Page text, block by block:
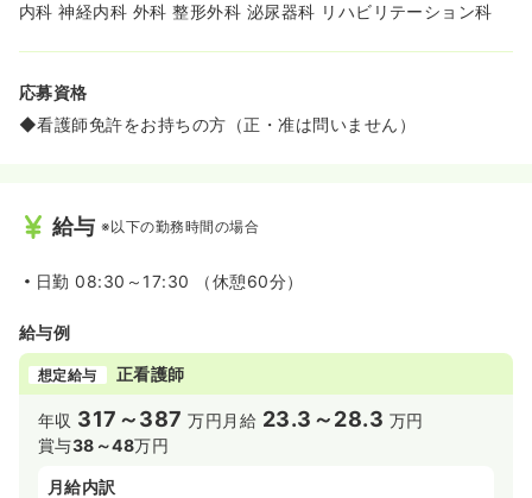
内科 神経内科 外科 整形外科 泌尿器科 リハビリテーション科
応募資格
◆看護師免許をお持ちの方（正・准は問いません）
給与 ※以下の勤務時間の場合
日勤 08:30～17:30 （休憩60分）
給与例
想定給与 正看護師
年収 317～387 万円 月給 23.3～28.3 万円
賞与38～48万円
月給内訳